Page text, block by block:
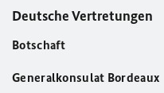
Deutsche Vertretungen
Botschaft
Generalkonsulat Bordeaux